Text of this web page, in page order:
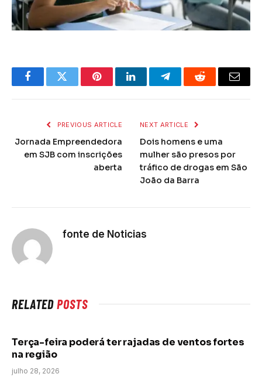
FacebookTwitter PinterestLinkedInTelegramReddit Email
PREVIOUS ARTICLE
Jornada Empreendedora
em SJB com inscrições
aberta
NEXT ARTICLE
Dois homens e uma
mulher são presos por
tráfico de drogas em São
João da Barra
fonte de Noticias
RELATEDPOSTS
Terça-feira poderá ter rajadas de ventos fortes
na região
julho 28, 2026